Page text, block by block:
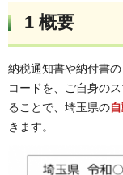
1 概要
納税通知書や納付書
コードを、ご自身の
ることで、埼玉県の
きます。